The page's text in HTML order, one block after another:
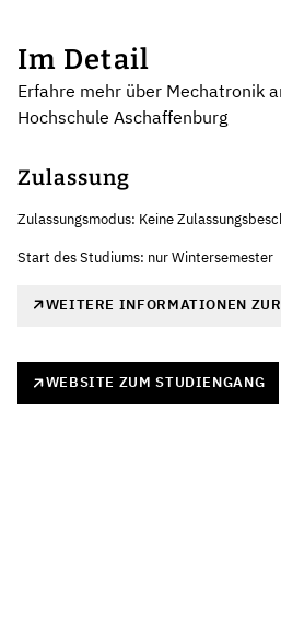
Im Detail
Erfahre mehr über Mechatronik
Hochschule Aschaffenburg
Zulassung
Zulassungsmodus: Keine
Start des Studiums: nur Wintersemester
WEITERE INFORMATIONEN
WEBSITE ZUM STUDIENGANG